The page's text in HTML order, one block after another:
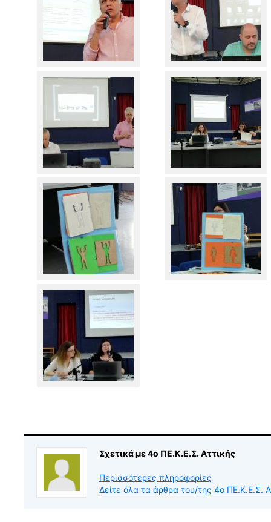
Σχετικά με 4ο ΠΕ.Κ.Ε.Σ. Αττικής
Περισσότερες πληροφορίες
Δείτε όλα τα άρθρα του/της 4ο ΠΕ.Κ.Ε.Σ.